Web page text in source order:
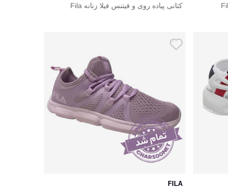
کتانی پیاده روی و فیتنس فیلا زنانه Fila
FILA